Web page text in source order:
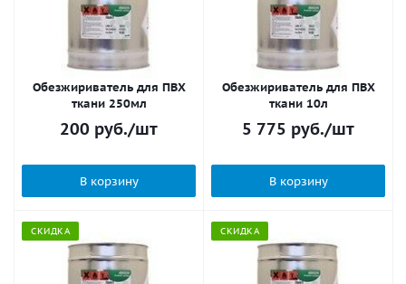
Обезжириватель для ПВХ
ткани 250мл
200 руб./шт
В корзину
Обезжириватель для ПВХ
ткани 10л
5 775 руб./шт
В корзину
СКИДКА СКИДКА